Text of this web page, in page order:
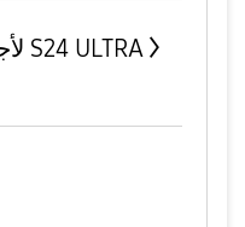
تحديث ONE UI 8.5 لأجهزة S24 ULTRA